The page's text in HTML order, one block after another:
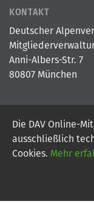
Die DAV Online-
ausschließlich
Cookies. Mehr
KONTAKT
Deutscher
Anni-Albers-Str. 7
80807 München
© 2026